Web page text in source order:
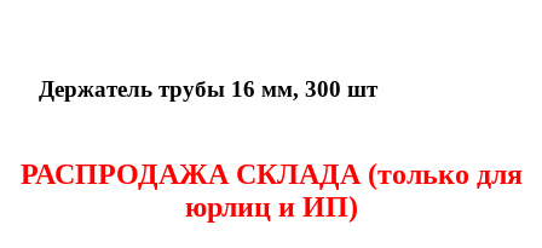
Держатель трубы 16 мм, 300 шт
РАСПРОДАЖА СКЛАДА (только для
юрлиц и ИП)